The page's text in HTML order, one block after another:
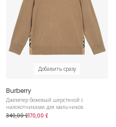
Добавить сразу
Burberry
Джемпер бежевый шерстяной с
налокотниками для мальчиков
340,00 £170,00 £